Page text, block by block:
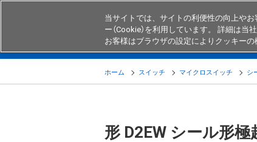
製品 業界・用途別商品 知
ホーム スイッチ マイクロスイッチ シ
形 D2EW シール形
当サイトでは、サイトの利便性の向上や
ー（Cookie）を利用しています。 詳細は当社
お客様はブラウザの設定によりクッキーの